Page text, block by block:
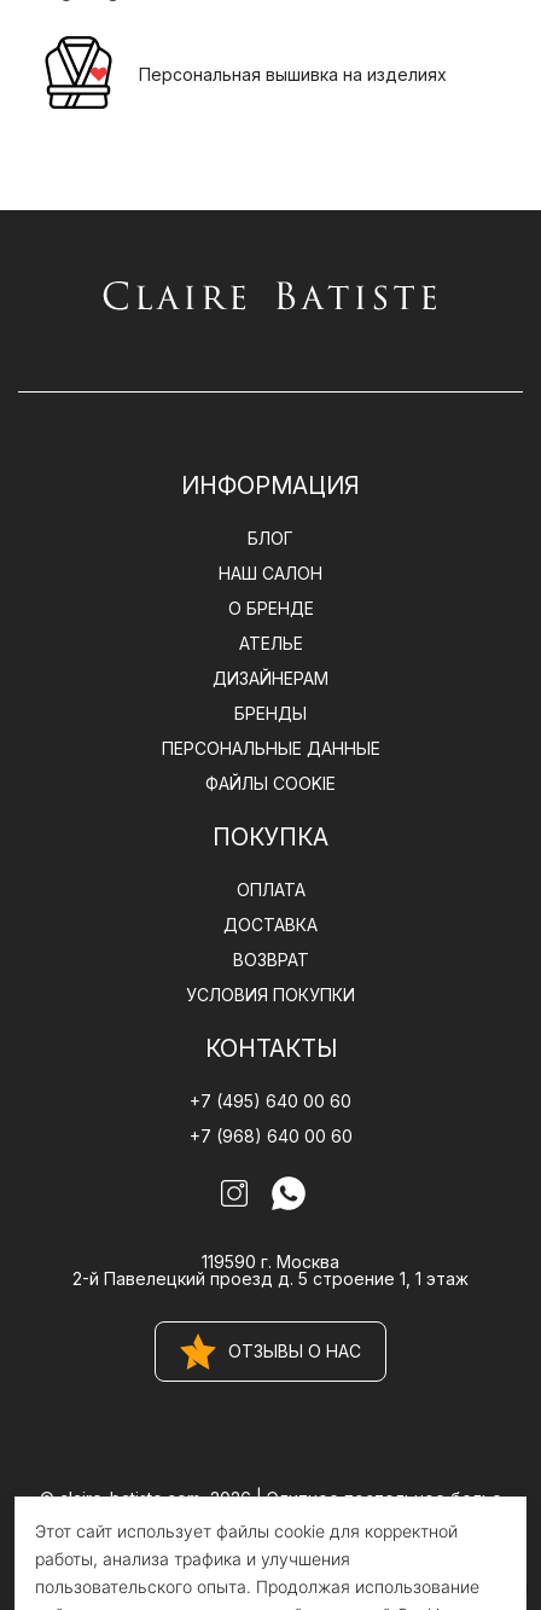
Персональная вышивка на изделиях
ИНФОРМАЦИЯ
БЛОГ
НАШ САЛОН
О БРЕНДЕ
АТЕЛЬЕ
ДИЗАЙНЕРАМ
БРЕНДЫ
ПЕРСОНАЛЬНЫЕ ДАННЫЕ
ФАЙЛЫ COOKIE
ПОКУПКА
ОПЛАТА
ДОСТАВКА
ВОЗВРАТ
УСЛОВИЯ ПОКУПКИ
КОНТАКТЫ
+7 (495) 640 00 60
+7 (968) 640 00 60
119590 г. Москва
2-й Павелецкий проезд д. 5 строение 1, 1 этаж
ОТЗЫВЫ О НАС
© claire-batiste.com, 2026 |Элитное постельное белье
Информация на сайте носит информационный характер и не
является публичной офертой
Этот сайт использует файлы cookie для корректной
работы, анализа трафика и улучшения
пользовательского опыта. Продолжая использование